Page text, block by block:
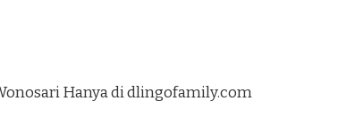
Hanya di dlingofamily.com